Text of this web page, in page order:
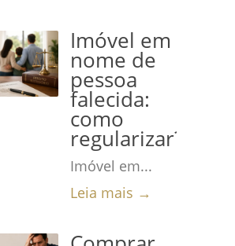
Imóvel em
nome de
pessoa
falecida:
como
regularizar?
Imóvel em...
Leia mais →